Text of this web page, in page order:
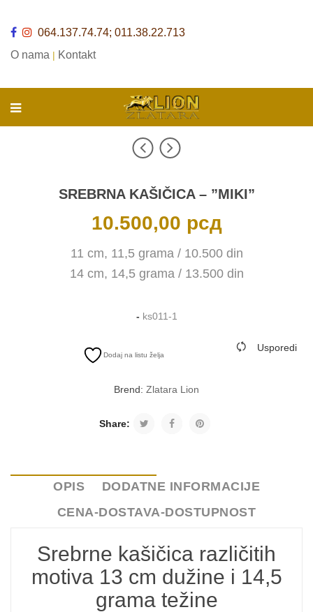
064.137.74.74; 011.38.22.713
O nama | Kontakt
SREBRNA KAŠIČICA – ”MIKI”
10.500,00 рсд
11 cm, 11,5 grama / 10.500 din
14 cm, 14,5 grama / 13.500 din
- ks011-1
Dodaj na listu želja
Usporedi
Brend: Zlatara Lion
Share:
OPIS
DODATNE INFORMACIJE
CENA-DOSTAVA-DOSTUPNOST
Srebrne kašičica različitih
motiva 13 cm dužine i 14,5
grama težine